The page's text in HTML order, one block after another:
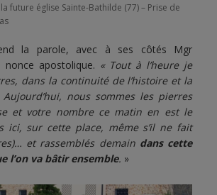
future église Sainte-Bathilde (77) – Prise de
la parole, avec à ses côtés Mgr
nonce apostolique. « Tout à l’heure je
dans la continuité de l’histoire et la
nous sommes les pierres
et votre nombre ce matin en est le
ici, sur cette place, même s’il ne fait
et rassemblés demain dans cette
l’on va bâtir ensemble. »